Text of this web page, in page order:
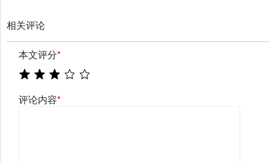
相关评论
本文评分*
评论内容*